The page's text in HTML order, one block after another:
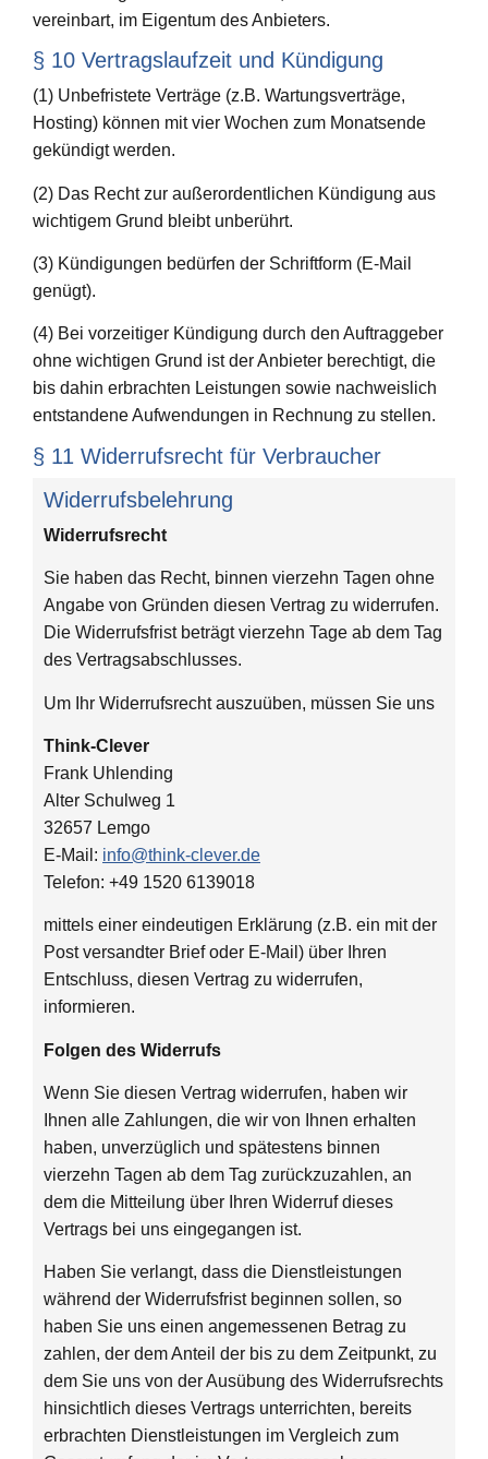
vereinbart, im Eigentum des Anbieters.
§ 10 Vertragslaufzeit und Kündigung
(1) Unbefristete Verträge (z.B. Wartungsverträge,
Hosting) können mit vier Wochen zum Monatsende
gekündigt werden.
(2) Das Recht zur außerordentlichen Kündigung aus
wichtigem Grund bleibt unberührt.
(3) Kündigungen bedürfen der Schriftform (E-Mail
genügt).
(4) Bei vorzeitiger Kündigung durch den Auftraggeber
ohne wichtigen Grund ist der Anbieter berechtigt, die
bis dahin erbrachten Leistungen sowie nachweislich
entstandene Aufwendungen in Rechnung zu stellen.
§ 11 Widerrufsrecht für Verbraucher
Widerrufsbelehrung
Widerrufsrecht
Sie haben das Recht, binnen vierzehn Tagen ohne
Angabe von Gründen diesen Vertrag zu widerrufen.
Die Widerrufsfrist beträgt vierzehn Tage ab dem Tag
des Vertragsabschlusses.
Um Ihr Widerrufsrecht auszuüben, müssen Sie uns
Think-Clever
Frank Uhlending
Alter Schulweg 1
32657 Lemgo
E-Mail: info@think-clever.de
Telefon: +49 1520 6139018
mittels einer eindeutigen Erklärung (z.B. ein mit der
Post versandter Brief oder E-Mail) über Ihren
Entschluss, diesen Vertrag zu widerrufen,
informieren.
Folgen des Widerrufs
Wenn Sie diesen Vertrag widerrufen, haben wir
Ihnen alle Zahlungen, die wir von Ihnen erhalten
haben, unverzüglich und spätestens binnen
vierzehn Tagen ab dem Tag zurückzuzahlen, an
dem die Mitteilung über Ihren Widerruf dieses
Vertrags bei uns eingegangen ist.
Haben Sie verlangt, dass die Dienstleistungen
während der Widerrufsfrist beginnen sollen, so
haben Sie uns einen angemessenen Betrag zu
zahlen, der dem Anteil der bis zu dem Zeitpunkt, zu
dem Sie uns von der Ausübung des Widerrufsrechts
hinsichtlich dieses Vertrags unterrichten, bereits
erbrachten Dienstleistungen im Vergleich zum